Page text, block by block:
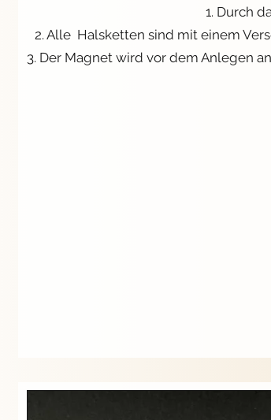
1. Durch
2. Alle Halsketten sind mit einem
3. Der Magnet wird vor dem Anlegen